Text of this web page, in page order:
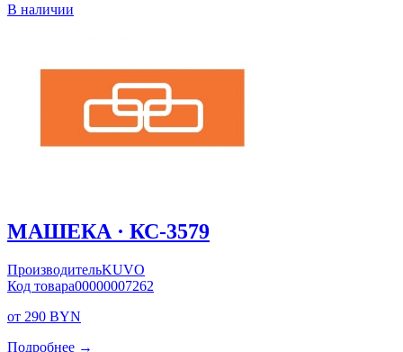
В наличии
МАШЕКА · КС-3579
ПроизводительKUVO
Код товара00000007262
от 290 BYN
Подробнее →